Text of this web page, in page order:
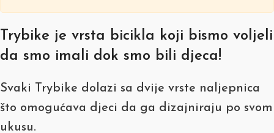
Trybike je vrsta bicikla koji bismo voljeli
da smo imali dok smo bili djeca!
Svaki Trybike dolazi sa dvije vrste naljepnica
što omogućava djeci da ga dizajniraju po svom
ukusu.